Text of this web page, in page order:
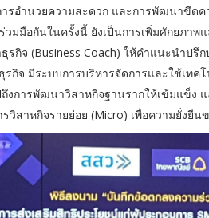
รอำนวยความสะดวก และการพัฒนาขีด
วมมือกันในครั้งนี้ ยังเป็นการเพิ่มศักยภา
กิจ (Business Coach) ให้คำแนะนำปรึ
รกิจ มีระบบการบริหารจัดการและใช้เท
งการพัฒนาวิสาหกิจฐานรากให้เข้มแข็ง
วิสาหกิจรายย่อย (Micro) เพื่อความยั่งยืน